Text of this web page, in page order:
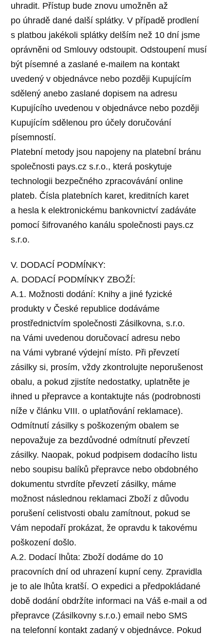
uhradit. Přístup bude znovu umožněn až
po úhradě dané další splátky. V případě prodlení
s platbou jakékoli splátky delším než 10 dní jsme
oprávněni od Smlouvy odstoupit. Odstoupení musí
být písemné a zaslané e-mailem na kontakt
uvedený v objednávce nebo později Kupujícím
sdělený anebo zaslané dopisem na adresu
Kupujícího uvedenou v objednávce nebo později
Kupujícím sdělenou pro účely doručování
písemností.
Platební metody jsou napojeny na platební bránu
společnosti pays.cz s.r.o., která poskytuje
technologii bezpečného zpracovávání online
plateb. Čísla platebních karet, kreditních karet
a hesla k elektronickému bankovnictví zadáváte
pomocí šifrovaného kanálu společnosti pays.cz
s.r.o.
V. DODACÍ PODMÍNKY:
A. DODACÍ PODMÍNKY ZBOŽÍ:
A.1. Možnosti dodání: Knihy a jiné fyzické
produkty v České republice dodáváme
prostřednictvím společnosti Zásilkovna, s.r.o.
na Vámi uvedenou doručovací adresu nebo
na Vámi vybrané výdejní místo. Při převzetí
zásilky si, prosím, vždy zkontrolujte neporušenost
obalu, a pokud zjistíte nedostatky, uplatněte je
ihned u přepravce a kontaktujte nás (podrobnosti
níže v článku VIII. o uplatňování reklamace).
Odmítnutí zásilky s poškozeným obalem se
nepovažuje za bezdůvodné odmítnutí převzetí
zásilky. Naopak, pokud podpisem dodacího listu
nebo soupisu balíků přepravce nebo obdobného
dokumentu stvrdíte převzetí zásilky, máme
možnost následnou reklamaci Zboží z důvodu
porušení celistvosti obalu zamítnout, pokud se
Vám nepodaří prokázat, že opravdu k takovému
poškození došlo.
A.2. Dodací lhůta: Zboží dodáme do 10
pracovních dní od uhrazení kupní ceny. Zpravidla
je to ale lhůta kratší. O expedici a předpokládané
době dodání obdržíte informaci na Váš e-mail a od
přepravce (Zásilkovny s.r.o.) email nebo SMS
na telefonní kontakt zadaný v objednávce. Pokud